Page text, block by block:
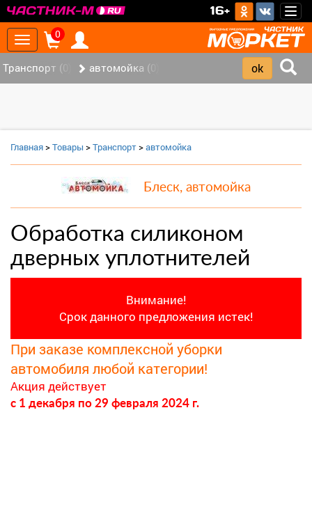
16+
Toggle
navigation
0
Транспорт (0) автомойка (0)
Главная>Товары >Транспорт>автомойка
Блеск, автомойка
Обработка силиконом
дверных уплотнителей
Внимание!
Срок данного предложения истек!
При заказе комплексной уборки
автомобиля любой категории!
Акция действует
c 1 декабря по 29 февраля 2024 г.